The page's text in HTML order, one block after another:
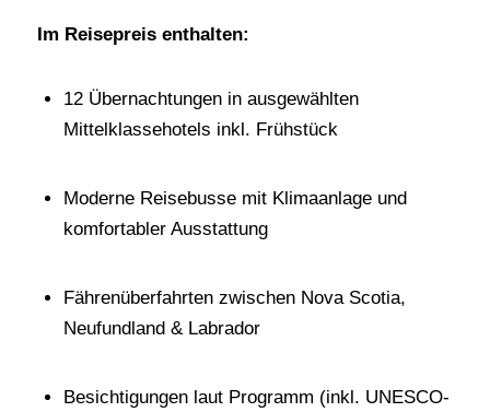
Im Reisepreis enthalten:
12 Übernachtungen in ausgewählten
Mittelklassehotels inkl. Frühstück
Moderne Reisebusse mit Klimaanlage und
komfortabler Ausstattung
Fährenüberfahrten zwischen Nova Scotia,
Neufundland & Labrador
Besichtigungen laut Programm (inkl. UNESCO-